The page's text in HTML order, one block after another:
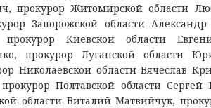
прокурор Житомирской области
Запорожской области
Киевской области
прокурор Луганской области
Николаевской области Вячеслав
Полтавской области Сергей
области Виталий Матвийчук,